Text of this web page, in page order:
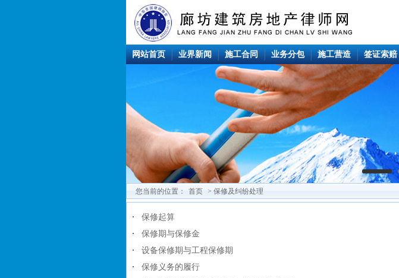
网站首页 业界新闻 施工合同 业务分包 施工营造 签证索赔
您当前的位置： 首页 > 保修及纠纷处理
保修起算
保修期与保修金
设备保修期与工程保修期
保修义务的履行